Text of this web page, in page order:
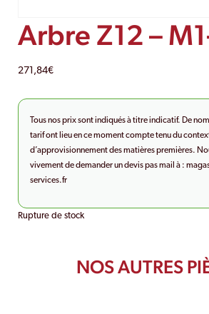
Arbre Z12 –
271,84€
Tous nos prix sont indiqués à titre indicatif. De
tarif ont lieu en ce moment compte tenu du
d’approvisionnement des matières premières.
vivement de demander un devis pas mail à :
services.fr
Rupture de stock
NOS AUTRES